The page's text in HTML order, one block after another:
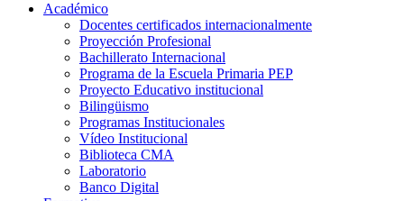
Académico
Docentes certificados internacionalmente
Proyección Profesional
Bachillerato Internacional
Programa de la Escuela Primaria PEP
Proyecto Educativo institucional
Bilingüismo
Programas Institucionales
Vídeo Institucional
Biblioteca CMA
Laboratorio
Banco Digital